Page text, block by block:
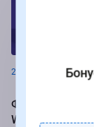
26.08.2024
Фрибеты до
Winline